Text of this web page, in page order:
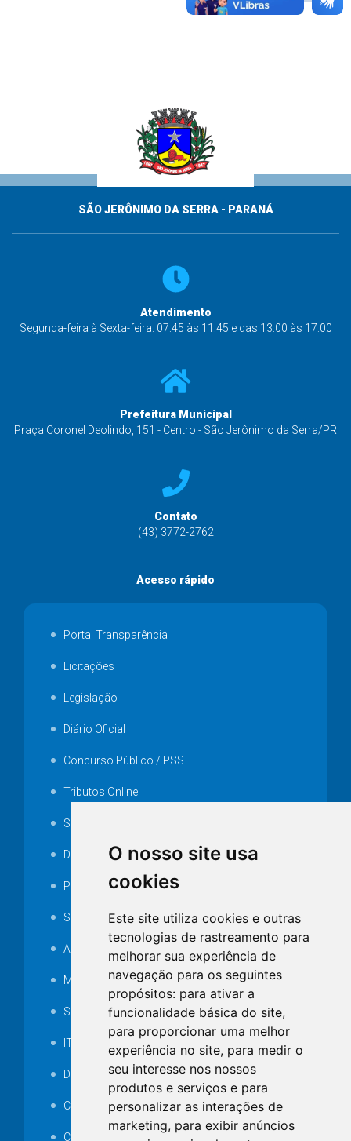
O nosso site usa
cookies
Este site utiliza cookies e outras
tecnologias de rastreamento para
melhorar sua experiência de
navegação para os seguintes
propósitos: para ativar a
funcionalidade básica do site,
para proporcionar uma melhor
experiência no site, para medir o
seu interesse nos nossos
produtos e serviços e para
personalizar as interações de
marketing, para exibir anúncios
SÃO JERÔNIMO DA SERRA - PARANÁ
Atendimento
Segunda-feira à Sexta-feira: 07:45 às 11:45 e das 13:00 às 17:00
Prefeitura Municipal
Praça Coronel Deolindo, 151 - Centro - São Jerônimo da Serra/PR
Contato
(43) 3772-2762
Acesso rápido
Portal Transparência
Licitações
Legislação
Diário Oficial
Concurso Público / PSS
Tributos Online
Serviços ISS-E
Decretos
Portarias
SAMAE
Audiência pública
MANUTENÇÃO DE ILUMINAÇÃO PÚBLICA
Serviços Técnicos TI
ITR
Desapropriações
Catalogo Eletrônico de Padronização
Consórcios Municipais